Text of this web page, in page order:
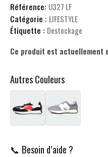
Référence: U327 LF
Catégorie : LIFESTYLE
Étiquette : Destockage
Ce produit est actuellement
Autres Couleurs
📞 Besoin d’aide ?